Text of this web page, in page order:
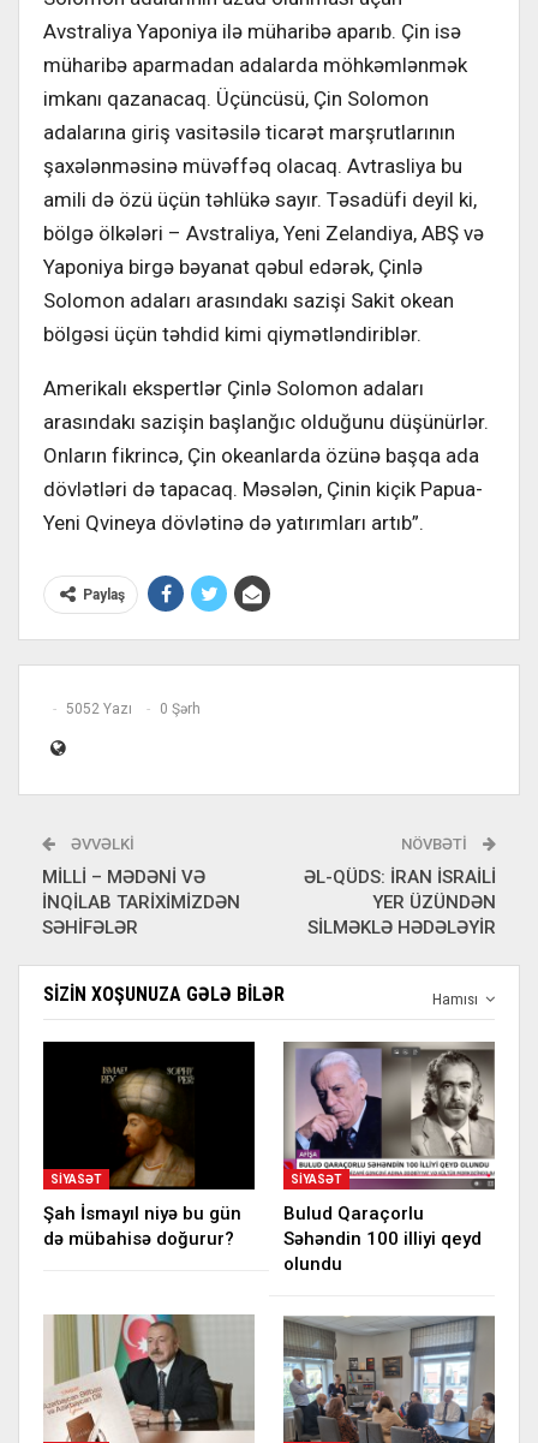
Avstraliya Yaponiya ilə müharibə aparıb. Çin isə
müharibə aparmadan adalarda möhkəmlənmək
imkanı qazanacaq. Üçüncüsü, Çin Solomon
adalarına giriş vasitəsilə ticarət marşrutlarının
şaxələnməsinə müvəffəq olacaq. Avtrasliya bu
amili də özü üçün təhlükə sayır. Təsadüfi deyil ki,
bölgə ölkələri – Avstraliya, Yeni Zelandiya, ABŞ və
Yaponiya birgə bəyanat qəbul edərək, Çinlə
Solomon adaları arasındakı sazişi Sakit okean
bölgəsi üçün təhdid kimi qiymətləndiriblər.
Amerikalı ekspertlər Çinlə Solomon adaları
arasındakı sazişin başlanğıc olduğunu düşünürlər.
Onların fikrincə, Çin okeanlarda özünə başqa ada
dövlətləri də tapacaq. Məsələn, Çinin kiçik Papua-
Yeni Qvineya dövlətinə də yatırımları artıb”.
Paylaş
5052 Yazı 0 Şərh
ƏVVƏLKI
MİLLİ – MƏDƏNİ VƏ
İNQİLAB TARİXİMİZDƏN
SƏHİFƏLƏR
NÖVBƏTI
ƏL-QÜDS: İRAN İSRAİLİ
YER ÜZÜNDƏN
SİLMƏKLƏ HƏDƏLƏYİR
Hamısı
SIZIN XOŞUNUZA GƏLƏ BILƏR
SIYASƏT
Şah İsmayıl niyə bu gün
də mübahisə doğurur?
SIYASƏT
Bulud Qaraçorlu
Səhəndin 100 illiyi qeyd
olundu